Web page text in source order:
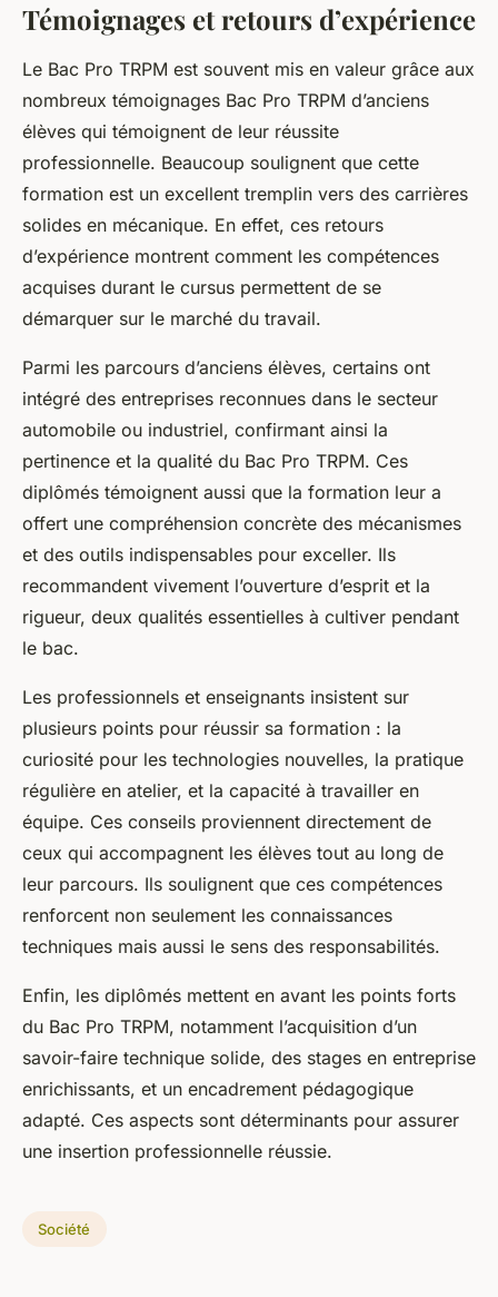
Témoignages et retours d’expérience
Le Bac Pro TRPM est souvent mis en valeur grâce aux
nombreux témoignages Bac Pro TRPM d’anciens
élèves qui témoignent de leur réussite
professionnelle. Beaucoup soulignent que cette
formation est un excellent tremplin vers des carrières
solides en mécanique. En effet, ces retours
d’expérience montrent comment les compétences
acquises durant le cursus permettent de se
démarquer sur le marché du travail.
Parmi les parcours d’anciens élèves, certains ont
intégré des entreprises reconnues dans le secteur
automobile ou industriel, confirmant ainsi la
pertinence et la qualité du Bac Pro TRPM. Ces
diplômés témoignent aussi que la formation leur a
offert une compréhension concrète des mécanismes
et des outils indispensables pour exceller. Ils
recommandent vivement l’ouverture d’esprit et la
rigueur, deux qualités essentielles à cultiver pendant
le bac.
Les professionnels et enseignants insistent sur
plusieurs points pour réussir sa formation : la
curiosité pour les technologies nouvelles, la pratique
régulière en atelier, et la capacité à travailler en
équipe. Ces conseils proviennent directement de
ceux qui accompagnent les élèves tout au long de
leur parcours. Ils soulignent que ces compétences
renforcent non seulement les connaissances
techniques mais aussi le sens des responsabilités.
Enfin, les diplômés mettent en avant les points forts
du Bac Pro TRPM, notamment l’acquisition d’un
savoir-faire technique solide, des stages en entreprise
enrichissants, et un encadrement pédagogique
adapté. Ces aspects sont déterminants pour assurer
une insertion professionnelle réussie.
Société